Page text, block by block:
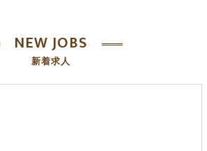
新着求人
NEW JOBS